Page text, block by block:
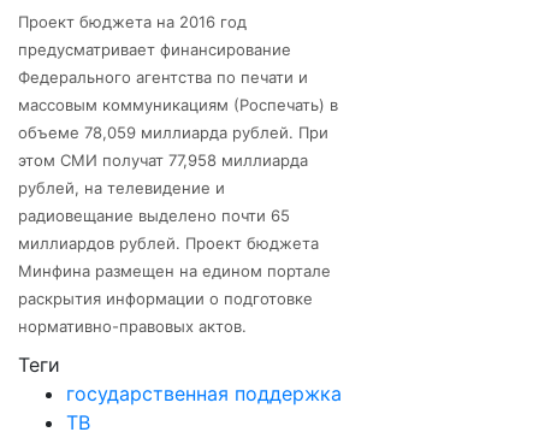
Проект бюджета на 2016 год
предусматривает финансирование
Федерального агентства по печати и
массовым коммуникациям (Роспечать) в
объеме 78,059 миллиарда рублей. При
этом СМИ получат 77,958 миллиарда
рублей, на телевидение и
радиовещание выделено почти 65
миллиардов рублей. Проект бюджета
Минфина размещен на едином портале
раскрытия информации о подготовке
нормативно-правовых актов.
Теги
государственная поддержка
ТВ